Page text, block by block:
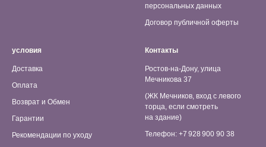
персональных данных
Договор публичной оферты
условия
Доставка
Оплата
Возврат и Обмен
Гарантии
Рекомендации по уходу
Контакты
Ростов-на-Дону, улица
Мечникова 37
(ЖК Мечников, вход с левого
торца, если смотреть
на здание)
Телефон: +7 928 900 90 38